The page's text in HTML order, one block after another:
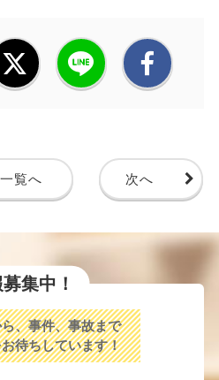
一覧へ 次へ
集中！
、事件、事故まで
待ちしています！